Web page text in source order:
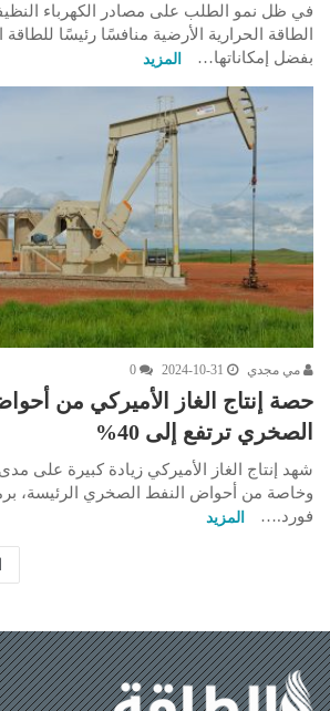
في ظل نمو الطلب على مصادر الكهرباء
الطاقة الحرارية الأرضية منافسًا رئيسًا
بفضل إمكاناتها…
المزيد
مي مجدي 2024-10-31
0
حصة إنتاج الغاز الأميركي من
الصخري ترتفع إلى 40%
شهد إنتاج الغاز الأميركي زيادة كبيرة على
وخاصة من أحواض النفط الصخري الرئيسة،
فورد.…
المزيد